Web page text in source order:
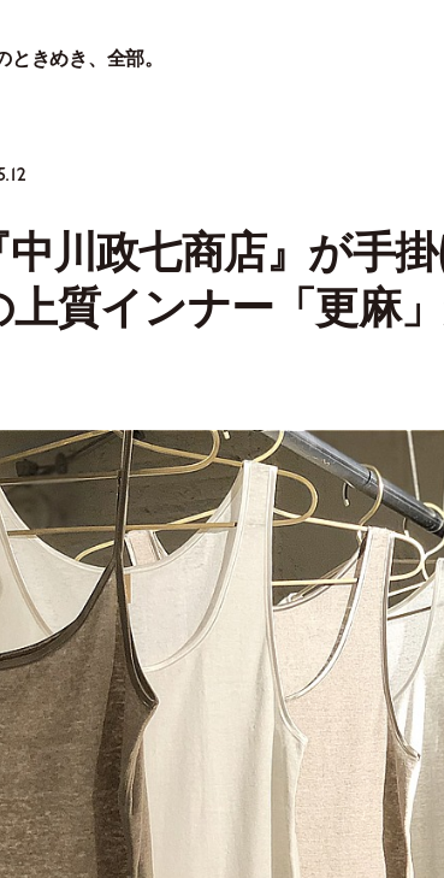
きめき、全部。
中川政七商店』が手
上質インナー「更麻